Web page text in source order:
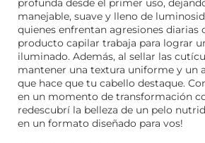
profunda desde el primer uso,
manejable, suave y lleno de
quienes enfrentan agresiones diarias
producto capilar trabaja para lograr
iluminado. Además, al sellar las
mantener una textura uniforme y un
que hace que tu cabello destaque.
en un momento de transformación
redescubrí la belleza de un pelo
en un formato diseñado para vos!